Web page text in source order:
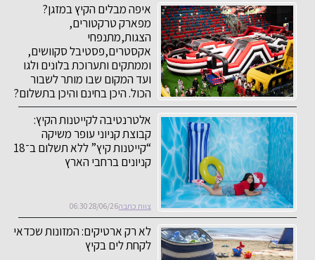
איפה מבלים הקיץ במזגן?
מפארק טרקטורים,
הצגות,מתנפחי
אקסטרים,פסטיבל סקוושים,
וממתקים ותערוכת בלונים ולגו
ועד המקום שבו מותר לשבור
הכול. היכן בחינם והיכן בתשלום?
אלטרנטיבה לקייטנות הקיץ:
קבוצת קניוני עופר משיקה
“קייטנות קיץ” ללא תשלום ב־18
קניונים ברחבי הארץ
צוות כתבה28/06/26 06:30
לא רק ארטיקים: המזונות שכדאי
לקחת לים בקיץ